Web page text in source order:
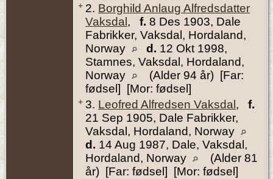
+ 2. Borghild Anlaug Alfredsdatter
Vaksdal , f. 8 Des 1903, Dale
Fabrikker, Vaksdal, Hordaland,
Norway
d. 12 Okt 1998,
Stamnes, Vaksdal, Hordaland,
Norway
(Alder 94 år) [Far:
fødsel] [Mor: fødsel]
+ 3. Leofred Alfredsen Vaksdal , f.
21 Sep 1905, Dale Fabrikker,
Vaksdal, Hordaland, Norway
d. 14 Aug 1987, Dale, Vaksdal,
Hordaland, Norway
(Alder 81
år) [Far: fødsel] [Mor: fødsel]